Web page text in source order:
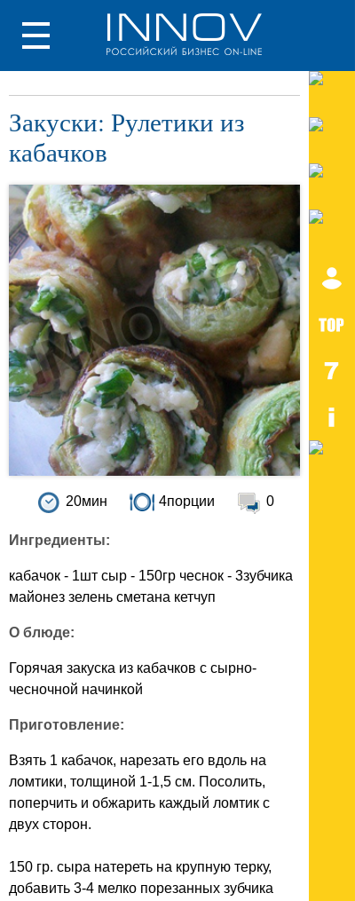
Закуски: Рулетики из
кабачков
20мин 4порции 0
Ингредиенты:
кабачок - 1шт сыр - 150гр чеснок - 3зубчика
майонез зелень сметана кетчуп
О блюде:
Горячая закуска из кабачков с сырно-
чесночной начинкой
Приготовление:
Взять 1 кабачок, нарезать его вдоль на
ломтики, толщиной 1-1,5 см. Посолить,
поперчить и обжарить каждый ломтик с
двух сторон.
150 гр. сыра натереть на крупную терку,
добавить 3-4 мелко порезанных зубчика